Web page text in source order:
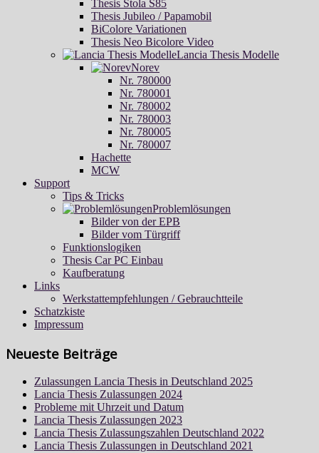
Thesis Stola S85
Thesis Jubileo / Papamobil
BiColore Variationen
Thesis Neo Bicolore Video
Lancia Thesis Modelle
Norev
Nr. 780000
Nr. 780001
Nr. 780002
Nr. 780003
Nr. 780005
Nr. 780007
Hachette
MCW
Support
Tips & Tricks
Problemlösungen
Bilder von der EPB
Bilder vom Türgriff
Funktionslogiken
Thesis Car PC Einbau
Kaufberatung
Links
Werkstattempfehlungen / Gebrauchtteile
Schatzkiste
Impressum
Neueste Beiträge
Zulassungen Lancia Thesis in Deutschland 2025
Lancia Thesis Zulassungen 2024
Probleme mit Uhrzeit und Datum
Lancia Thesis Zulassungen 2023
Lancia Thesis Zulassungszahlen Deutschland 2022
Lancia Thesis Zulassungen in Deutschland 2021